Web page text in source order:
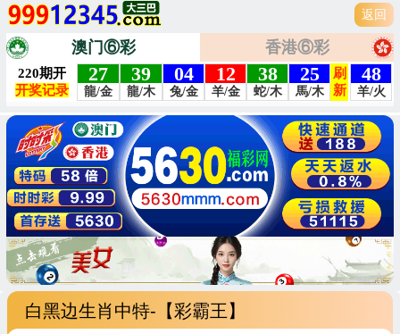
返回
澳门⑥彩 香港⑥彩